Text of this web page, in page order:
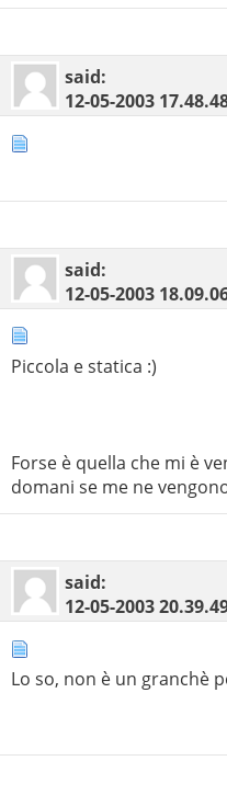
said:
12-05-2003
said:
12-05-2003
Piccola e statica :)
Forse è quella che mi è
domani se me ne
said:
12-05-2003
Lo so, non è un granchè